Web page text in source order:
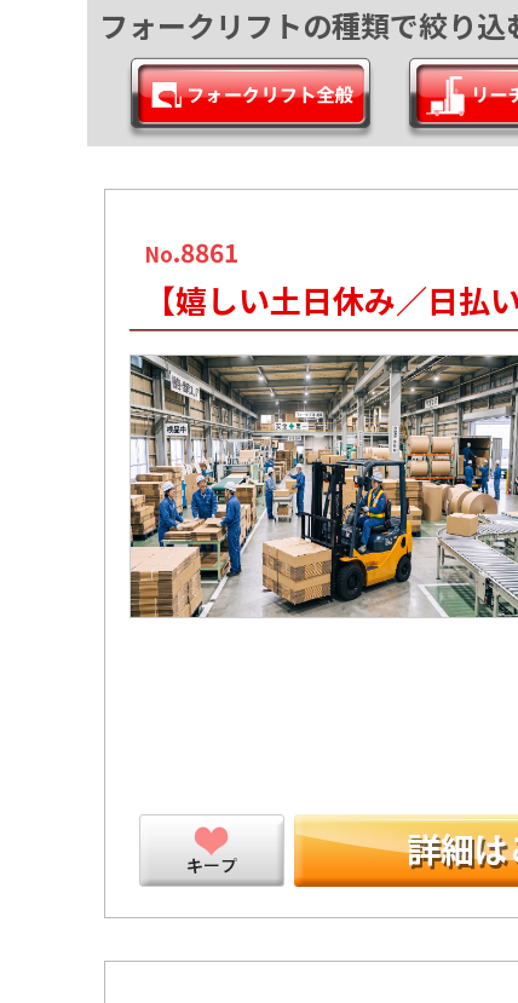
フォークリフトの種類で絞り込
No.8861
【嬉しい土日休み／日